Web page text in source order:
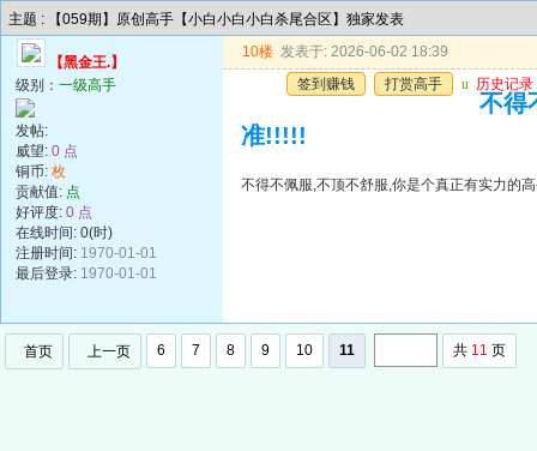
主题 : 【059期】原创高手【小白小白小白杀尾合区】独家发表
【黑金王.】
级别： 一级高手
发帖:
威望: 0 点
铜币: 枚
贡献值: 点
好评度: 0 点
在线时间: 0(时)
注册时间: 1970-01-01
最后登录: 1970-01-01
10楼 发表于: 2026-06-02 18:39
签到赚钱
打赏高手 u 历史记录
不得
准!!!!!
不得不佩服,不顶不舒服,你是个真正有实力的
首页 上一页 6 7 8 9 10 11 共 11 页